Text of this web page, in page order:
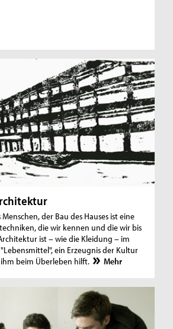
der Bau des Hauses ist eine
die wir kennen und die wir bis
ist – wie die Kleidung – im
ein Erzeugnis der Kultur
ihm beim Überleben hilft.
Mehr